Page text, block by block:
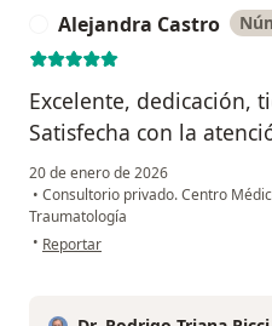
Alejandra Castro
Excelente, dedicación,
Satisfecha con la
20 de enero de 2026
• Consultorio privado. Centro
Traumatología
• en opinión del usuario Alejandra
Reportar